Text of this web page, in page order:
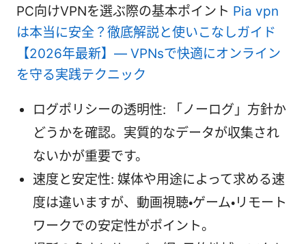
PC向けVPNを選ぶ際の基本ポイント Pia vpn
は本当に安全？徹底解説と使いこなしガイド
【2026年最新】— VPNsで快適にオンライン
を守る実践テクニック
ログポリシーの透明性: 「ノーログ」方針か
どうかを確認。実質的なデータが収集され
ないかが重要です。
速度と安定性: 媒体や用途によって求める速
度は違いますが、動画視聴・ゲーム・リモート
ワークでの安定性がポイント。